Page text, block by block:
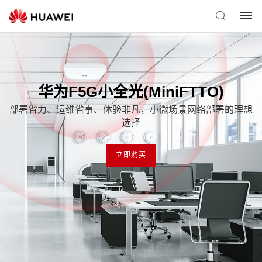
华为F5G小全光(MiniFTTO)
部署省力、运维省事、体验非凡，小微场景网络部署的理想
选择
立即购买